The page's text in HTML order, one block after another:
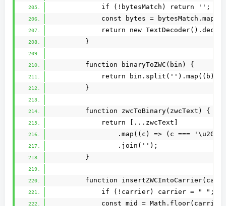
            if (!bytesMatch) return '';
const bytes =
return new
        }
        function binaryToZWC(bin) {
return bin.split('').map((b)
        }
        function zwcToBinary(zwcText) {
            return [...zwcText]
.map((c) => (c ===
                .join('');
        }
function
            if (!carrier) carrier = " ";
const mid =